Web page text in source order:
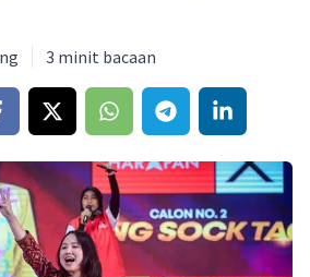
3 minit bacaan